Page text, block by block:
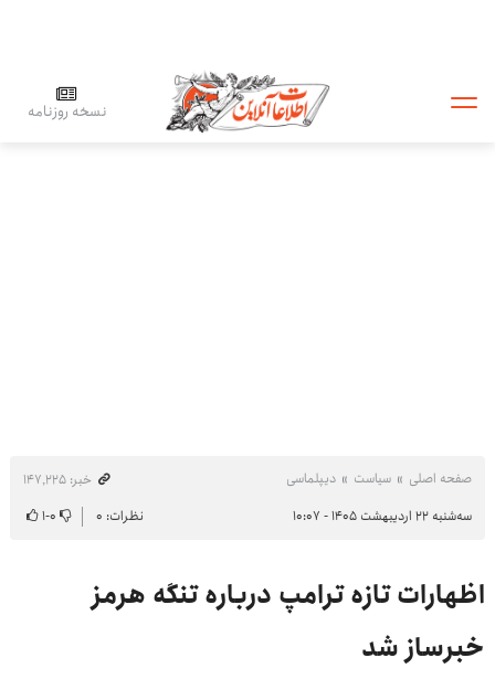
نسخه روزنامه
صفحه اصلی سیاست دیپلماسی
خبر: ۱۴۷٬۲۲۵
سه‌شنبه ۲۲ اردیبهشت ۱۴۰۵ - ۱۰:۰۷
نظرات: ۰ ۰-۱
اظهارات تازه ترامپ درباره تنگه هرمز
خبرساز شد